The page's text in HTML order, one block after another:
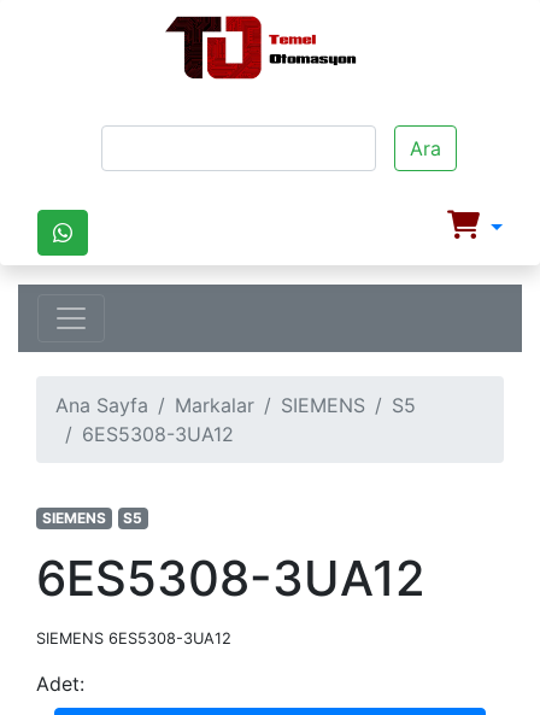
Ara
Ana Sayfa Markalar SIEMENS
S5
6ES5308-3UA12
SIEMENS S5
6ES5308-3UA12
SIEMENS 6ES5308-3UA12
Adet: